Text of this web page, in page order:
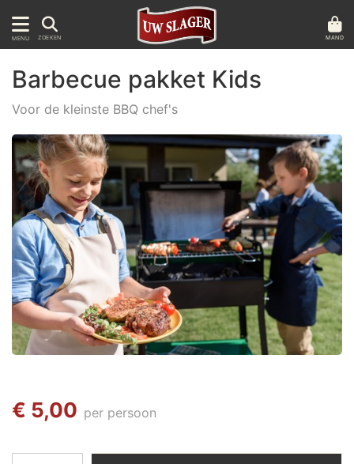
MENU ZOEKEN MAND
Barbecue pakket Kids
Voor de kleinste BBQ chef's
€ 5,00 per persoon